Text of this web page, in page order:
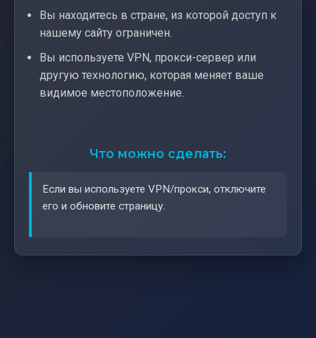
Вы находитесь в стране, из которой доступ к
нашему сайту ограничен.
Вы используете VPN, прокси-сервер или
другую технологию, которая меняет ваше
видимое местоположение.
Что можно сделать:
Если вы используете VPN/прокси, отключите
его и обновите страницу.